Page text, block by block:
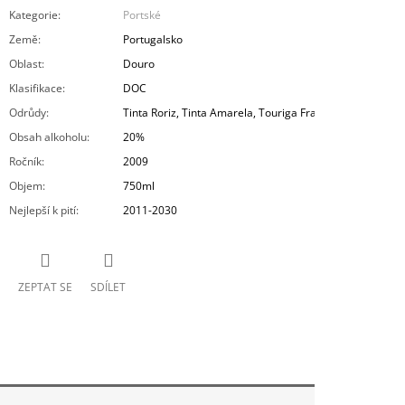
Kategorie:
Portské
Země:
Portugalsko
Oblast:
Douro
Klasifikace:
DOC
Odrůdy:
Tinta Roriz, Tinta Amarela, Touriga Franca
Obsah alkoholu:
20%
Ročník:
2009
Objem:
750ml
Nejlepší k pití: 2011-2030
ZEPTAT SE SDÍLET